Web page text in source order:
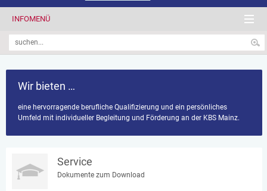
INFOMENÜ
Wir bieten …
eine hervorragende berufliche Qualifizierung und ein persönliches
Umfeld mit individueller Begleitung und Förderung an der KBS Mainz.
Service
Dokumente zum Download